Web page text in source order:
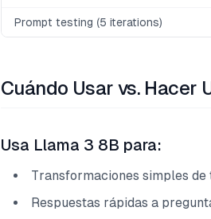
Prompt testing (5 iterations)
Cuándo Usar vs. Hacer
Usa Llama 3 8B para:
Transformaciones simples de
Respuestas rápidas a